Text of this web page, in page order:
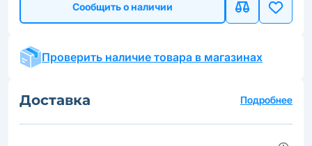
Сообщить о наличии
Проверить наличие товара в магазинах
Доставка Подробнее